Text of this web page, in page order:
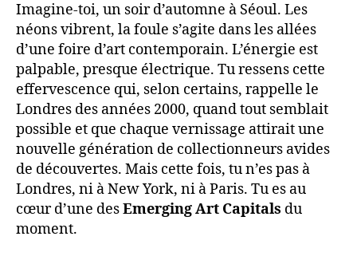
Imagine-toi, un soir d’automne à Séoul. Les
néons vibrent, la foule s’agite dans les allées
d’une foire d’art contemporain. L’énergie est
palpable, presque électrique. Tu ressens cette
effervescence qui, selon certains, rappelle le
Londres des années 2000, quand tout semblait
possible et que chaque vernissage attirait une
nouvelle génération de collectionneurs avides
de découvertes. Mais cette fois, tu n’es pas à
Londres, ni à New York, ni à Paris. Tu es au
cœur d’une desEmerging Art Capitals du
moment.